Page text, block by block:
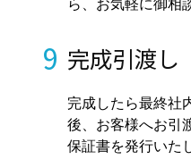
ら、お気軽に御相
9 完成引渡し
完成したら最終社
後、お客様へお引
保証書を発行いた